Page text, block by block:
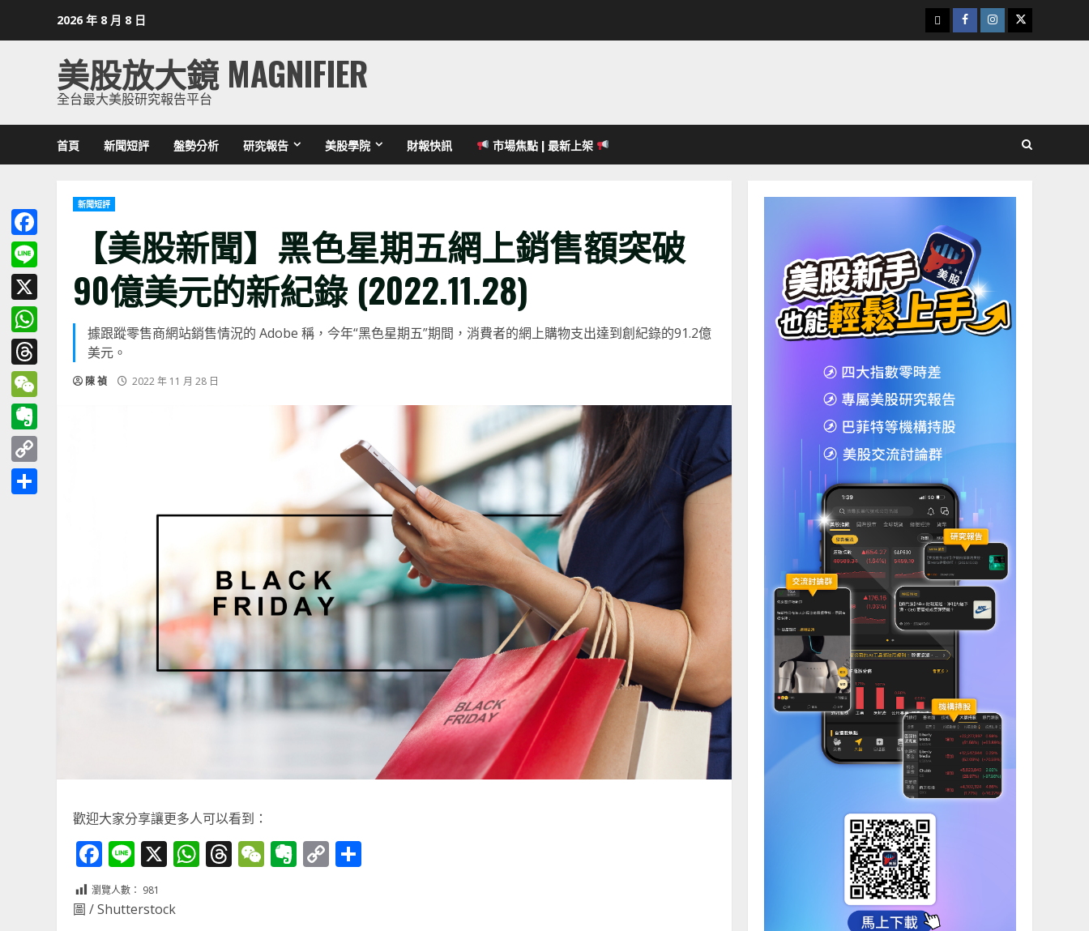
2026 年 8 月 8 日
下
載
Facebook
Instagram
Twitter
美股放大鏡 MAGNIFIER
全台最大美股研究報告平台
首頁 新聞短評 盤勢分析 研究報告 美股學院 財報快訊 市場焦點 | 最新上架
新聞短評
【美股新聞】黑色星期五網上銷售額突破
90億美元的新紀錄 (2022.11.28)
據跟蹤零售商網站銷售情況的 Adobe 稱，今年“黑色星期五”期間，消費者的網上購物支出達到創紀錄的91.2億
美元。
陳 禎 2022 年 11 月 28 日
歡迎大家分享讓更多人可以看到：
Facebook
Line
X WhatsApp
Threads
WeChat
Evernote
Copy
Link
瀏覽人數： 981
圖 / Shutterstock
Facebook
Line
X
WhatsApp
Threads
WeChat
Evernote
Copy